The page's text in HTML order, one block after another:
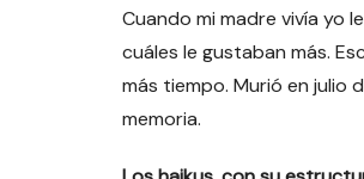
Cuando mi madre vivía yo
cuáles le gustaban más.
más tiempo. Murió en julio
memoria.